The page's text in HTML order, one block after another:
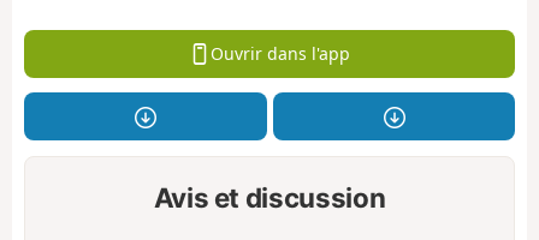
Ouvrir dans l'app
Avis et discussion